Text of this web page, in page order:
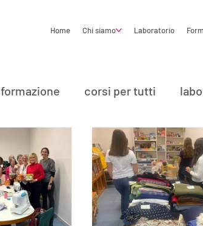
Home Chi siamo Laboratorio
formazione corsi per tutti